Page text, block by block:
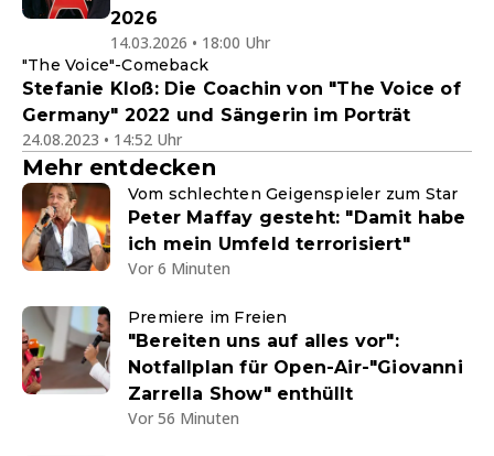
2026
14.03.2026 • 18:00 Uhr
"The Voice"-Comeback
Stefanie Kloß: Die Coachin von "The Voice of
Germany" 2022 und Sängerin im Porträt
24.08.2023 • 14:52 Uhr
Mehr entdecken
Vom schlechten Geigenspieler zum Star
Peter Maffay gesteht: "Damit habe
ich mein Umfeld terrorisiert"
Vor 6 Minuten
Premiere im Freien
"Bereiten uns auf alles vor":
Notfallplan für Open-Air-"Giovanni
Zarrella Show" enthüllt
Vor 56 Minuten